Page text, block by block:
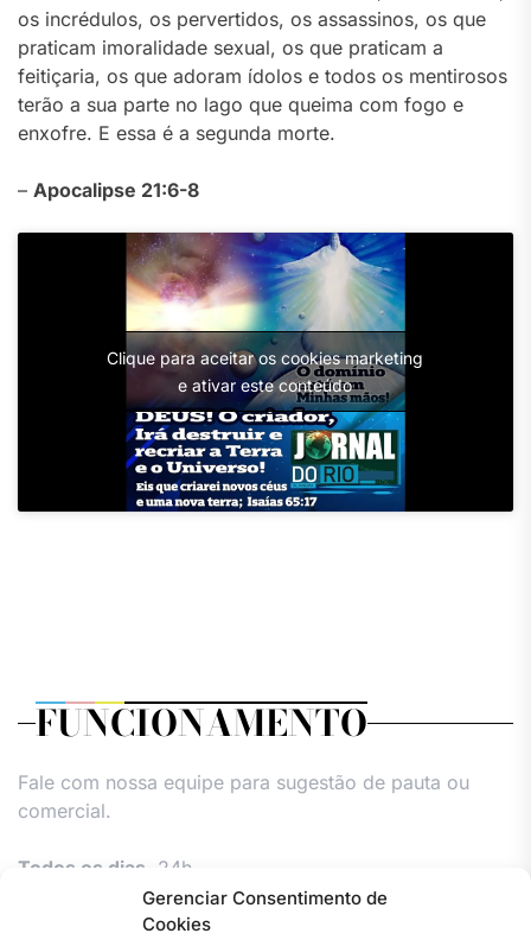
Gerenciar Consentimento de
Cookies
os incrédulos, os pervertidos, os assassinos, os que
praticam imoralidade sexual, os que praticam a
feitiçaria, os que adoram ídolos e todos os mentirosos
terão a sua parte no lago que queima com fogo e
enxofre. E essa é a segunda morte.
– Apocalipse 21:6-8
Clique para aceitar os cookies marketing
e ativar este conteúdo
FUNCIONAMENTO
Fale com nossa equipe para sugestão de pauta ou
comercial.
Todos os dias, 24h.